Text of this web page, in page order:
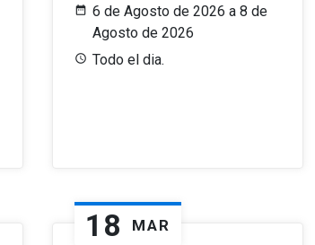
6 de Agosto de 2026 a 8 de
Agosto de 2026
Todo el dia.
18 MAR